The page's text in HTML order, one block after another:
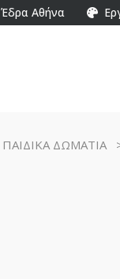
Έδρα Αθήνα
ΠΑΙΔΙΚΑ ΔΩΜΑΤΙΑ